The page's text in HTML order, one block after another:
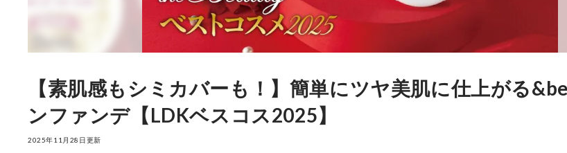
【素肌感もシミカバーも！】簡単にツヤ美肌に仕上がる
ンファンデ【LDKベスコス2025】
2025年11月28日更新